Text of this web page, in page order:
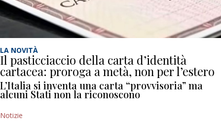
LA NOVITÀ
Il pasticciaccio della carta d’identità
cartacea: proroga a metà, non per l’estero
L’Italia si inventa una carta “provvisoria” ma
alcuni Stati non la riconoscono
Notizie